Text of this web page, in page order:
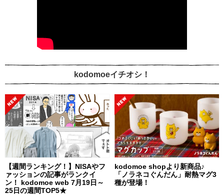
kodomoeイチオシ！
【週間ランキング！】NISAやフ
ァッションの記事がランクイ
ン！ kodomoe web 7月19日～
25日の週間TOP5★
kodomoe shopより新商品♪
「ノラネコぐんだん」耐熱マグ3
種が登場！